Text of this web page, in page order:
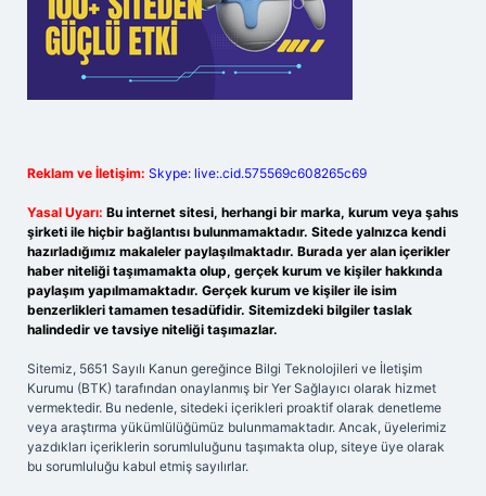
Reklam ve İletişim: Skype: live:.cid.575569c608265c69
Yasal Uyarı: Bu internet sitesi, herhangi bir marka, kurum veya şahıs
şirketi ile hiçbir bağlantısı bulunmamaktadır. Sitede yalnızca kendi
hazırladığımız makaleler paylaşılmaktadır. Burada yer alan içerikler
haber niteliği taşımamakta olup, gerçek kurum ve kişiler hakkında
paylaşım yapılmamaktadır. Gerçek kurum ve kişiler ile isim
benzerlikleri tamamen tesadüfidir. Sitemizdeki bilgiler taslak
halindedir ve tavsiye niteliği taşımazlar.
Sitemiz, 5651 Sayılı Kanun gereğince Bilgi Teknolojileri ve İletişim
Kurumu (BTK) tarafından onaylanmış bir Yer Sağlayıcı olarak hizmet
vermektedir. Bu nedenle, sitedeki içerikleri proaktif olarak denetleme
veya araştırma yükümlülüğümüz bulunmamaktadır. Ancak, üyelerimiz
yazdıkları içeriklerin sorumluluğunu taşımakta olup, siteye üye olarak
bu sorumluluğu kabul etmiş sayılırlar.